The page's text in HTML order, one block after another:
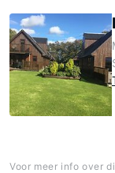
Voor meer info over